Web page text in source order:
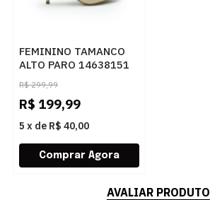
FEMININO TAMANCO
ALTO PARO 14638151
MAJESTIC PALHA
R$ 299,99
R$ 199,99
5 x de R$ 40,00
AVALIAR PRODUTO